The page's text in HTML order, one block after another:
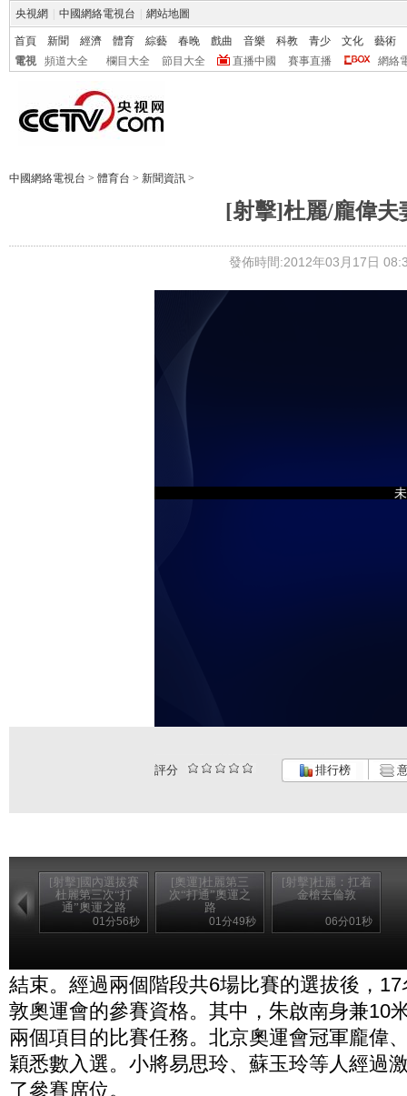
央視網 中國網絡電視台 網站地圖
首頁 新聞 經濟 體育 綜藝 春晚 戲曲 音樂 科教 青少 文化
藝術
電視
頻道大全 欄目大全 節目大全 直播中國 賽事直播 網絡
中國網絡電視台 > 體育台 > 新聞資訊 >
[射擊]杜麗/龐偉夫
發佈時間:2012年03月17日
評分 排行榜
[射擊]國內選拔賽
杜麗第三次“打
通”奧運之路
01分56秒
[奧運]杜麗第三
次“打通”奧運之
路
01分49秒
[射擊]杜麗：扛着
金槍去倫敦
06分01秒
結束。經過兩個階段共6場比賽的選拔後，
敦奧運會的參賽資格。其中，朱啟南身兼10
兩個項目的比賽任務。北京奧運會冠軍龐偉
穎悉數入選。小將易思玲、蘇玉玲等人經過
了參賽席位。